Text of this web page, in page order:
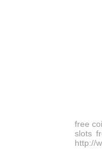
free
slots
http://